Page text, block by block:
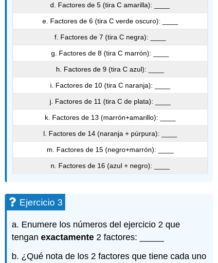
d. Factores de 5 (tira C amarilla): ____
e. Factores de 6 (tira C verde oscuro): ____
f. Factores de 7 (tira C negra): ____
g. Factores de 8 (tira C marrón): ____
h. Factores de 9 (tira C azul): ____
i. Factores de 10 (tira C naranja): ____
j. Factores de 11 (tira C de plata): ____
k. Factores de 13 (marrón+amarillo): ____
l. Factores de 14 (naranja + púrpura): ____
m. Factores de 15 (negro+marrón): ____
n. Factores de 16 (azul + negro): ____
Ejercicio 3
a. Enumere los números del ejercicio 2 que
tenganexactamente 2 factores: _____
b. ¿Qué nota de los 2 factores que tiene cada uno